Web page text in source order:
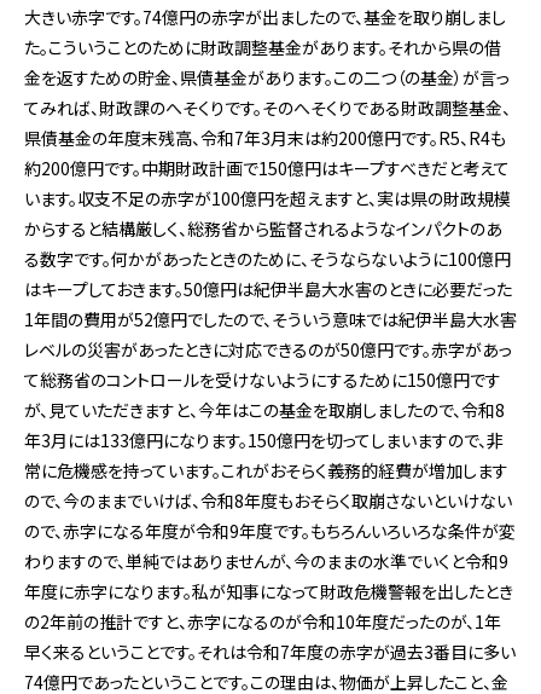
大きい赤字です。74億円の赤字が出ましたので、基金を取り崩しまし
た。こういうことのために財政調整基金があります。それから県の借
金を返すための貯金、県債基金があります。この二つ（の基金）が言っ
てみれば、財政課のへそくりです。そのへそくりである財政調整基金、
県債基金の年度末残高、令和7年3月末は約200億円です。R5、R4も
約200億円です。中期財政計画で150億円はキープすべきだと考えて
います。収支不足の赤字が100億円を超えますと、実は県の財政規模
からすると結構厳しく、総務省から監督されるようなインパクトのあ
る数字です。何かがあったときのために、そうならないように100億円
はキープしておきます。50億円は紀伊半島大水害のときに必要だった
1年間の費用が52億円でしたので、そういう意味では紀伊半島大水害
レベルの災害があったときに対応できるのが50億円です。赤字があっ
て総務省のコントロールを受けないようにするために150億円です
が、見ていただきますと、今年はこの基金を取崩しましたので、令和8
年3月には133億円になります。150億円を切ってしまいますので、非
常に危機感を持っています。これがおそらく義務的経費が増加します
ので、今のままでいけば、令和8年度もおそらく取崩さないといけない
ので、赤字になる年度が令和9年度です。もちろんいろいろな条件が変
わりますので、単純ではありませんが、今のままの水準でいくと令和9
年度に赤字になります。私が知事になって財政危機警報を出したとき
の2年前の推計ですと、赤字になるのが令和10年度だったのが、1年
早く来るということです。それは令和7年度の赤字が過去3番目に多い
74億円であったということです。この理由は、物価が上昇したこと、金